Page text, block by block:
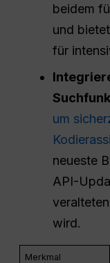
beidem
und
für
um
neueste
API-
wird.
Merkmal